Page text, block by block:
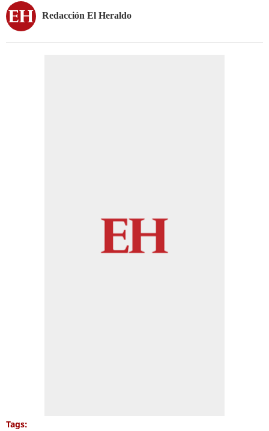
Redacción El Heraldo
Tags: